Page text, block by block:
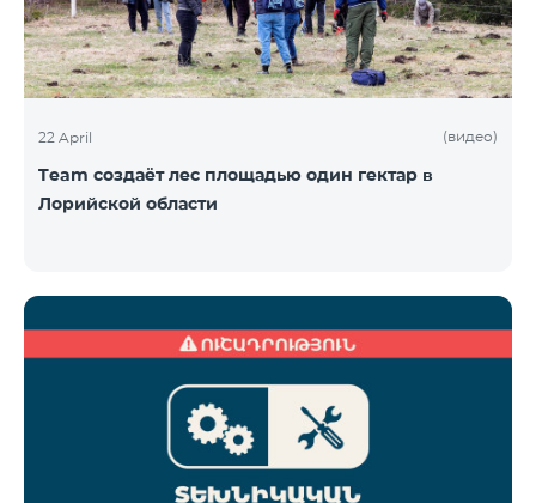
22 April (видео)
Team создаёт лес площадью один гектар в
Лорийской области